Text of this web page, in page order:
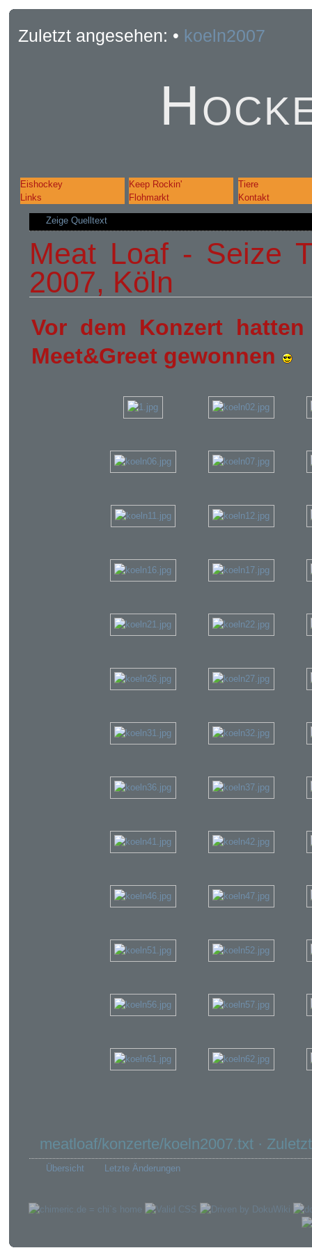
Zuletzt angesehen: • koeln2007
Eishockey Keep Rockin'
Tiere
Links
Flohmarkt Kontakt
Zeige Quelltext
Meat Loaf - Seize
2007, Köln
Vor dem Konzert
Meet&Greet gewonnen
meatloaf/konzerte/koeln2007.txt·
Übersicht Letzte Änderungen